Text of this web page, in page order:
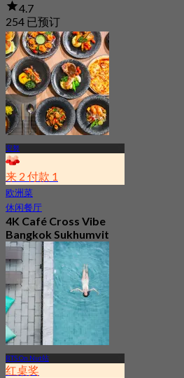
4.7
254 已预订
起฿ 189
安努
来 2 付款 1
欧洲菜
休闲餐厅
4K Café Cross Vibe
Bangkok Sukhumvit
Hotel
4.6
754 已预订
起฿ 295
BTS On Nut站
红桌奖